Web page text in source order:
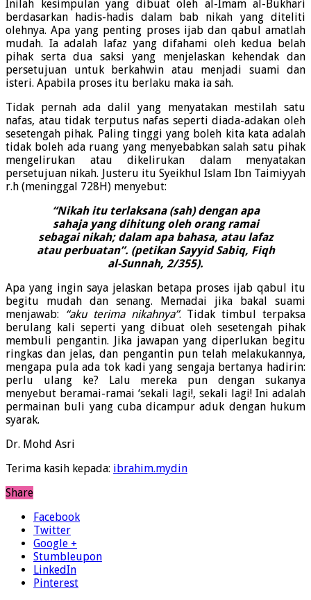
Inilah kesimpulan yang dibuat oleh al-Imam al-Bukhari
berdasarkan hadis-hadis dalam bab nikah yang diteliti
olehnya. Apa yang penting proses ijab dan qabul amatlah
mudah. Ia adalah lafaz yang difahami oleh kedua belah
pihak serta dua saksi yang menjelaskan kehendak dan
persetujuan untuk berkahwin atau menjadi suami dan
isteri. Apabila proses itu berlaku maka ia sah.
Tidak pernah ada dalil yang menyatakan mestilah satu
nafas, atau tidak terputus nafas seperti diada-adakan oleh
sesetengah pihak. Paling tinggi yang boleh kita kata adalah
tidak boleh ada ruang yang menyebabkan salah satu pihak
mengelirukan atau dikelirukan dalam menyatakan
persetujuan nikah. Justeru itu Syeikhul Islam Ibn Taimiyyah
r.h (meninggal 728H) menyebut:
“Nikah itu terlaksana (sah) dengan apa
sahaja yang dihitung oleh orang ramai
sebagai nikah; dalam apa bahasa, atau lafaz
atau perbuatan”. (petikan Sayyid Sabiq, Fiqh
al-Sunnah, 2/355).
Apa yang ingin saya jelaskan betapa proses ijab qabul itu
begitu mudah dan senang. Memadai jika bakal suami
menjawab:
“aku terima nikahnya”. Tidak timbul terpaksa
berulang kali seperti yang dibuat oleh sesetengah pihak
membuli pengantin. Jika jawapan yang diperlukan begitu
ringkas dan jelas, dan pengantin pun telah melakukannya,
mengapa pula ada tok kadi yang sengaja bertanya hadirin:
perlu ulang ke? Lalu mereka pun dengan sukanya
menyebut beramai-ramai ‘sekali lagi!, sekali lagi! Ini adalah
permainan buli yang cuba dicampur aduk dengan hukum
syarak.
Dr. Mohd Asri
Terima kasih kepada: ibrahim.mydin
Share
Facebook
Twitter
Google +
Stumbleupon
LinkedIn
Pinterest